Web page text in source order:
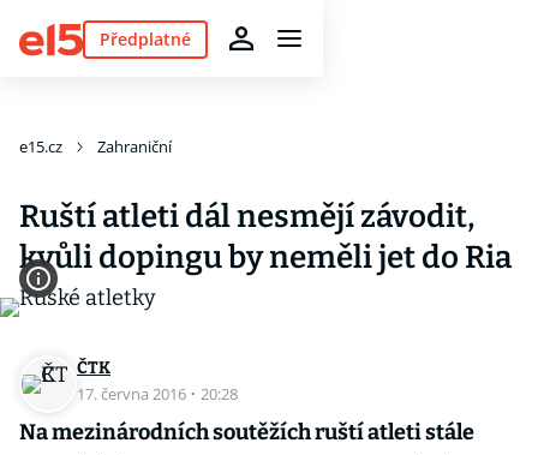
Předplatné
e15.cz Zahraniční
Ruští atleti dál nesmějí závodit,
kvůli dopingu by neměli jet do Ria
ČTK
17. června 2016 · 20:28
Na mezinárodních soutěžích ruští atleti stále